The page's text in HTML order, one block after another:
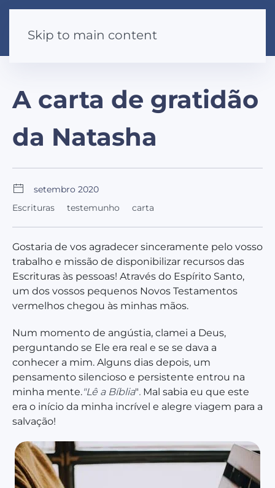
Skip to main content
A carta de gratidão
da Natasha
setembro 2020
Escrituras
testemunho carta
Gostaria de vos agradecer sinceramente pelo vosso
trabalho e missão de disponibilizar recursos das
Escrituras às pessoas! Através do Espírito Santo,
um dos vossos pequenos Novos Testamentos
vermelhos chegou às minhas mãos.
Num momento de angústia, clamei a Deus,
perguntando se Ele era real e se se dava a
conhecer a mim. Alguns dias depois, um
pensamento silencioso e persistente entrou na
minha mente."Lê a Bíblia". Mal sabia eu que este
era o início da minha incrível e alegre viagem para a
salvação!